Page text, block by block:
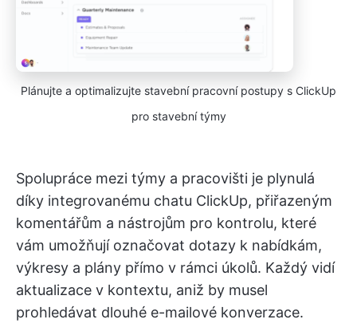
Plánujte a optimalizujte stavební pracovní postupy s ClickUp
pro stavební týmy
Spolupráce mezi týmy a pracovišti je plynulá
díky integrovanému chatu ClickUp, přiřazeným
komentářům a nástrojům pro kontrolu, které
vám umožňují označovat dotazy k nabídkám,
výkresy a plány přímo v rámci úkolů. Každý vidí
aktualizace v kontextu, aniž by musel
prohledávat dlouhé e-mailové konverzace.